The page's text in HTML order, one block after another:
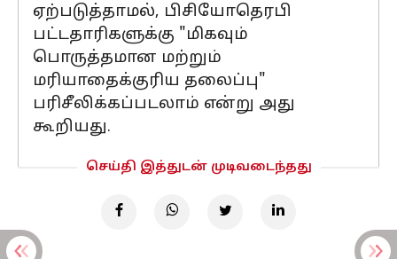
ஏற்படுத்தாமல், பிசியோதெரபி
பட்டதாரிகளுக்கு "மிகவும்
பொருத்தமான மற்றும்
மரியாதைக்குரிய தலைப்பு"
பரிசீலிக்கப்படலாம் என்று அது
கூறியது.
செய்தி இத்துடன் முடிவடைந்தது